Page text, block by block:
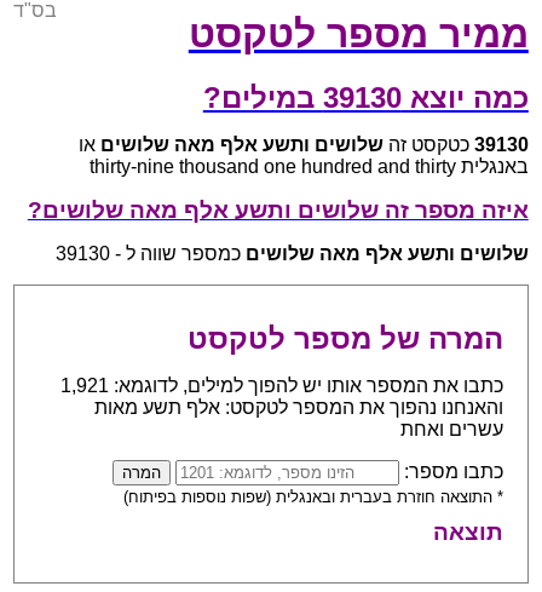
ממיר מספר לטקסט
בס"ד
כמה יוצא 39130 במילים?
39130 כטקסט זהשלושים ותשע אלף מאה שלושים או
באנגלית thirty-nine thousand one hundred and thirty
איזה מספר זה שלושים ותשע אלף מאה שלושים?
שלושים ותשע אלף מאה שלושים כמספר שווה ל - 39130
המרה של מספר לטקסט
כתבו את המספר אותו יש להפוך למילים, לדוגמא: 1,921
והאנחנו נהפוך את המספר לטקסט: אלף תשע מאות
עשרים ואחת
כתבו מספר:
* התוצאה חוזרת בעברית ובאנגלית (שפות נוספות בפיתוח)
תוצאה